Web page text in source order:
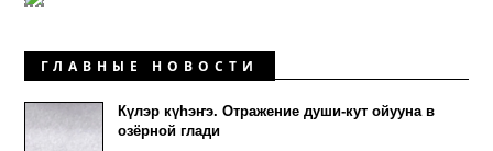
ГЛАВНЫЕ НОВОСТИ
Күлэр күhэҥэ. Отражение души-кут ойууна в
озёрной глади